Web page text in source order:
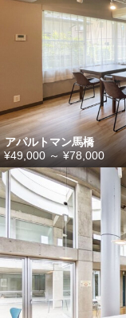
アパルトマン馬橋
¥49,000～¥78,000